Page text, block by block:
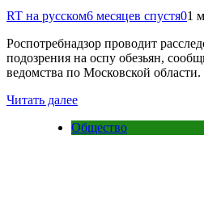
RT на русском6 месяцев спустя01
Роспотребнадзор проводит
подозрения на оспу обезьян,
ведомства по Московской области.
Читать далее
Общество